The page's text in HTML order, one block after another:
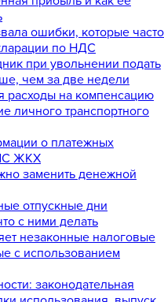
ошибки, которые часто
по НДС
при увольнении подать
чем за две недели
расходы на компенсацию
личного транспортного
о платежных
ЖКХ
заменить денежной
отпускные дни
с ними делать
незаконные налоговые
с использованием
законодательная